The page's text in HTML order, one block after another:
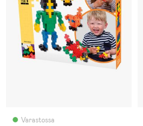
Varastossa